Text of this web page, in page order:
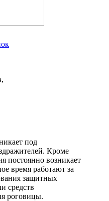
под
Кроме
постоянно возникает
время работают за
защитных
средств
роговицы.